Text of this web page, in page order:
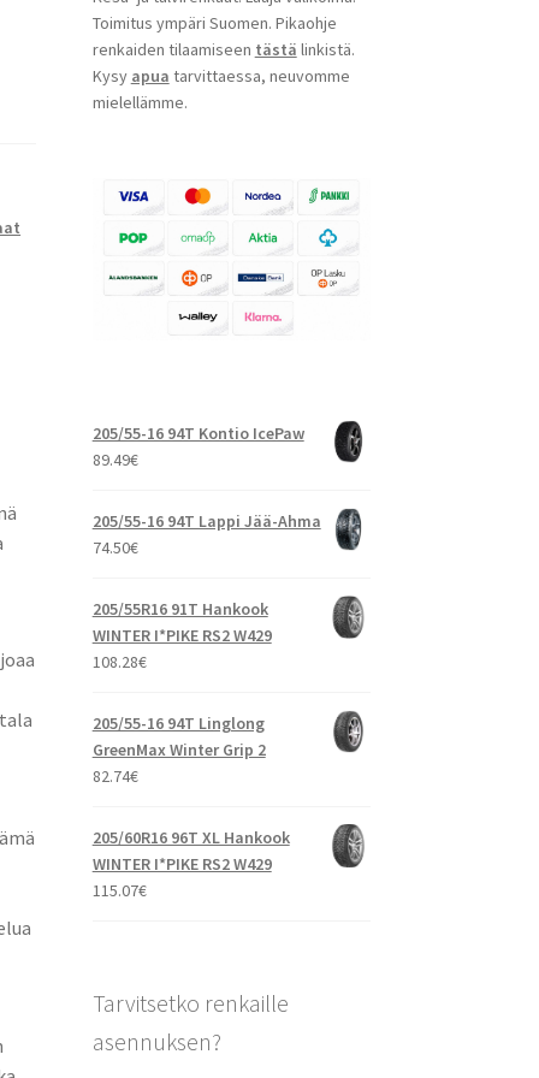
Toimitus ympäri Suomen. Pikaohje
renkaiden tilaamiseen tästä linkistä.
Kysy apua tarvittaessa, neuvomme
mielellämme.
205/55-16 94T Kontio IcePaw
89.49€
205/55-16 94T Lappi Jää-Ahma
74.50€
205/55R16 91T Hankook
WINTER I*PIKE RS2 W429
108.28€
205/55-16 94T Linglong
GreenMax Winter Grip 2
82.74€
205/60R16 96T XL Hankook
WINTER I*PIKE RS2 W429
115.07€
Tarvitsetko renkaille
asennuksen?